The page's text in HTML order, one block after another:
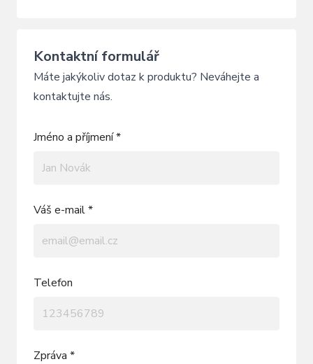
Kontaktní formulář
Máte jakýkoliv dotaz k produktu? Neváhejte a
kontaktujte nás.
Jméno a příjmení *
Váš e-mail *
Telefon
Zpráva *